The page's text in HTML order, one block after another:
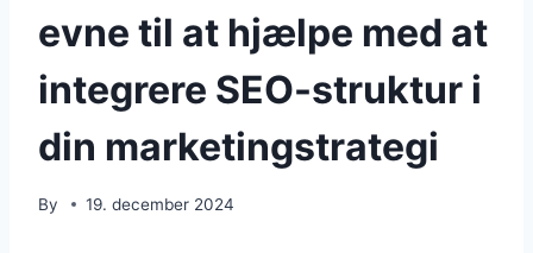
evne til at hjælpe med at
integrere SEO-struktur i
din marketingstrategi
By 19. december 2024